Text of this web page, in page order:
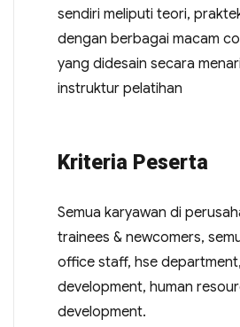
sendiri meliputi teori,
dengan berbagai macam
yang didesain secara
instruktur pelatihan
Kriteria Peserta
Semua karyawan di
trainees & newcomers,
office staff, hse
development, human
development.